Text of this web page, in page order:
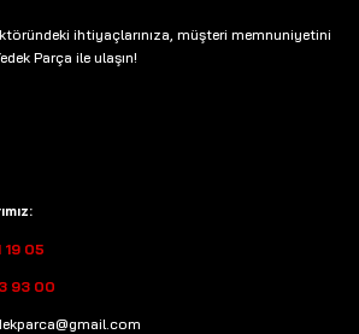
ihtiyaçlarınıza, müşteri memnuniyetini
Parça ile ulaşın!
05
93 00